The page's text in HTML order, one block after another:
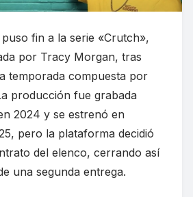
fin a la serie «Crutch»,
por Tracy Morgan, tras
temporada compuesta por
producción fue grabada
2024 y se estrenó en
pero la plataforma decidió
del elenco, cerrando así
una segunda entrega.